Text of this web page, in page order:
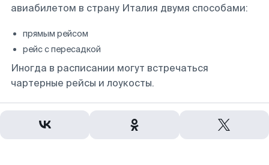
авиабилетом в страну Италия двумя способами:
прямым рейсом
рейс с пересадкой
Иногда в расписании могут встречаться
чартерные рейсы и лоукосты.